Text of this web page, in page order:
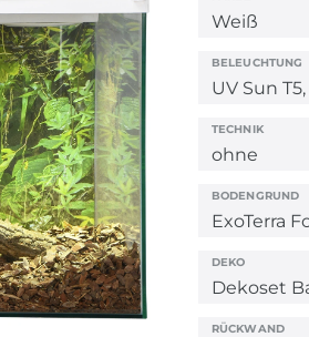
BELEUCHTUNG
TECHNIK
BODENGRUND
DEKO
RÜCKWAND